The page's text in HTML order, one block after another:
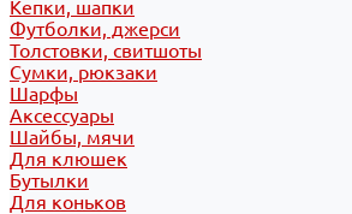
Кепки, шапки
Футболки, джерси
Толстовки, свитшоты
Сумки, рюкзаки
Шарфы
Аксессуары
Шайбы, мячи
Для клюшек
Бутылки
Для коньков